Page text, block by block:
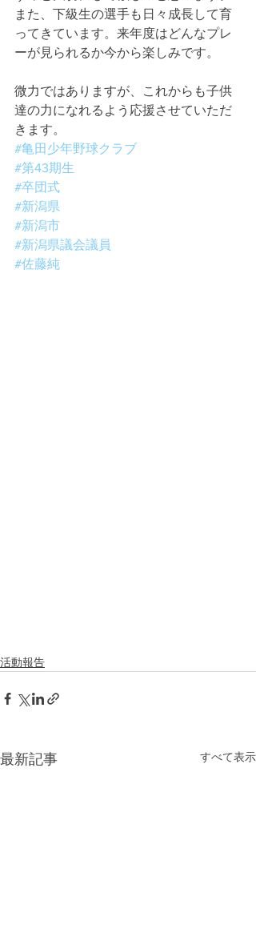
また、下級生の選手も日々成長して育
ってきています。来年度はどんなプレ
ーが見られるか今から楽しみです。
微力ではありますが、これからも子供
達の力になれるよう応援させていただ
きます。
#亀田少年野球クラブ
#第43期生
#卒団式
#新潟県
#新潟市
#新潟県議会議員
#佐藤純
活動報告
最新記事 すべて表示